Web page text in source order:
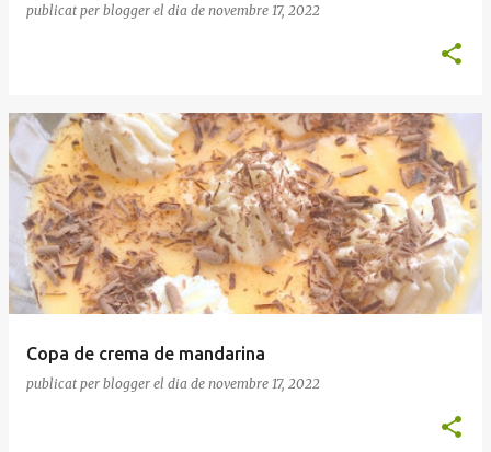
publicat per blogger el dia de novembre 17, 2022
Copa de crema de mandarina
publicat per blogger el dia de novembre 17, 2022